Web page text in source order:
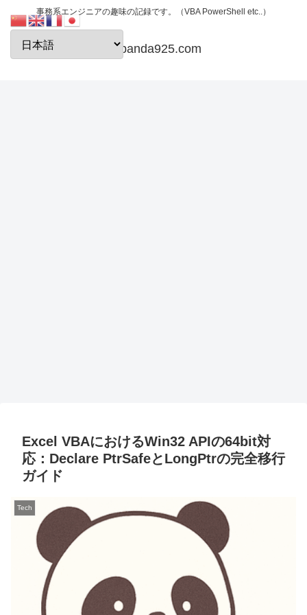
事務系エンジニアの趣味の記録です。（VBA PowerShell etc..）
papanda925.com
Excel VBAにおけるWin32 APIの64bit対
応：Declare PtrSafeとLongPtrの完全移行
ガイド
Tech